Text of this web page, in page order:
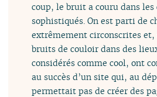
coup, le bruit a couru dans
sophistiqués. On est parti de
extrêmement circonscrites
bruits de couloir dans des
considérés comme cool, ont
au succès d’un site qui, au
permettait pas de créer des